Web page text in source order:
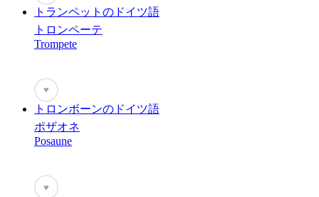
トランペットのドイツ語
トロンペーテ
Trompete
♥
トロンボーンのドイツ語
ポザオネ
Posaune
♥